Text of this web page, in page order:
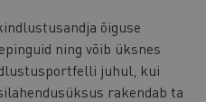
õiguse
ning võib üksnes
juhul, kui
rakendab ta